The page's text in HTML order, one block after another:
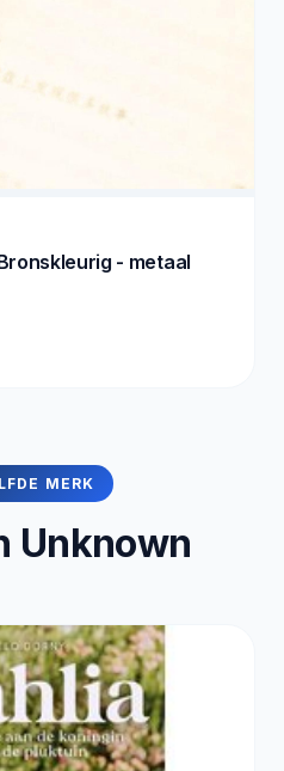
- metaal
MERK
Unknown